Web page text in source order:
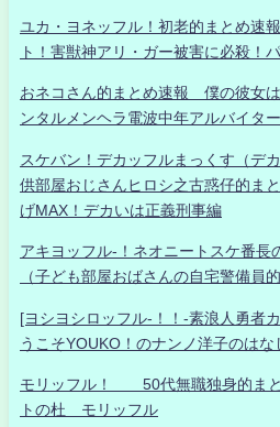
ユカ・ヨネッフル！初老的まとめ速
ト！害獣神アリ・ガー被害に必殺！
おネコさん的まとめ速報 僕の彼女
ンタルメンヘラ電波中年アルバイタ
スケバン！デカッフルまっくす（デ
供部屋おじさんヒロシ之古惑仔的ま
げMAX！デカいは正義刑事編
アキヨッフル-！ネオニートスケ番長
（子ども部屋おばさんの自宅警備員
[ヨシヨシロッフル-！！-素浪人勇者
うこそYOUKO！のナンノ洋子のはな
モリッフル！ 50代無職独身的まと
トの杜 モリッフル